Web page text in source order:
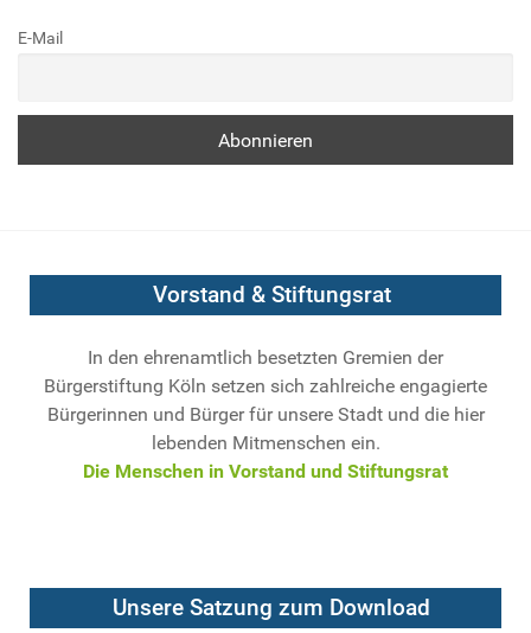
E-Mail
Vorstand & Stiftungsrat
In den ehrenamtlich besetzten Gremien der
Bürgerstiftung Köln setzen sich zahlreiche engagierte
Bürgerinnen und Bürger für unsere Stadt und die hier
lebenden Mitmenschen ein.
Die Menschen in Vorstand und Stiftungsrat
Unsere Satzung zum Download